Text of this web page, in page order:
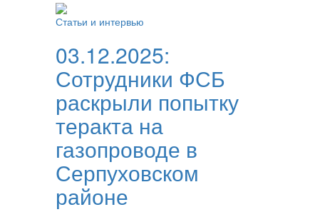
Статьи и интервью
03.12.2025:
Сотрудники ФСБ
раскрыли попытку
теракта на
газопроводе в
Серпуховском
районе